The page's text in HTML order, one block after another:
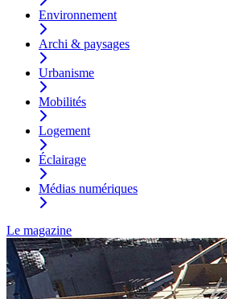
Environnement
Archi & paysages
Urbanisme
Mobilités
Logement
Éclairage
Médias numériques
Le magazine